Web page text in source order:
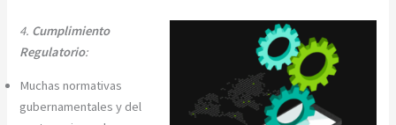
4. Cumplimiento
Regulatorio:
Muchas normativas
gubernamentales y del